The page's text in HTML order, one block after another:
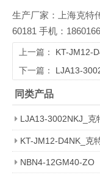
生产厂家：上海克特
60181 手机：
上一篇： KT-JM12-
下一篇： LJA13-
同类产品
LJA13-3002NKJ_克
KT-JM12-D4NK_克
NBN4-12GM40-ZO